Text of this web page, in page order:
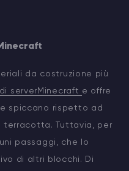
da costruzione più
serverMinecraft e offre
spiccano rispetto ad
Tuttavia, per
passaggi, che lo
di altri blocchi. Di